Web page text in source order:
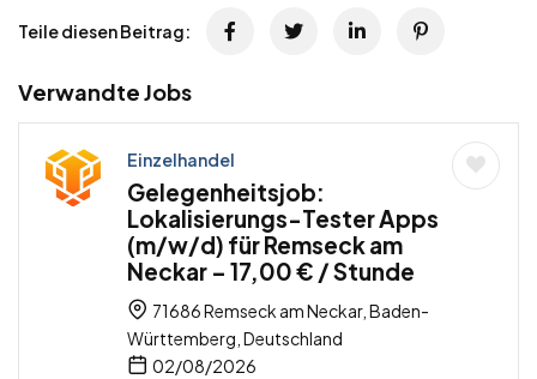
Teile diesen Beitrag:
Verwandte Jobs
Einzelhandel
Gelegenheitsjob:
Lokalisierungs-Tester Apps
(m/w/d) für Remseck am
Neckar – 17,00 € / Stunde
71686 Remseck am Neckar, Baden-
Württemberg, Deutschland
02/08/2026